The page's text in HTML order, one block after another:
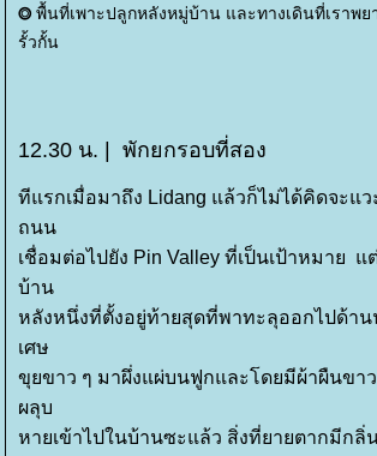
⭗ พื้นที่เพาะปลูกหลังหมู่บ้าน และทางเดินที่เราพ
รั้วกั้น
12.30 น. | พักยกรอบที่สอง
ทีแรกเมื่อมาถึง Lidang แล้วก็ไม่ได้คิดจะแ
ถนน
เชื่อมต่อไปยัง Pin Valley ที่เป็นเป้าหมาย
บ้าน
หลังหนึ่งที่ตั้งอยู่ท้ายสุดที่พาทะลุออกไปด้าน
เศษ
ขุยขาว ๆ มาผึ่งแผ่บนฟูกและโดยมีผ้าผืนขา
ผลุบ
หายเข้าไปในบ้านซะแล้ว สิ่งที่ยายตากมีก